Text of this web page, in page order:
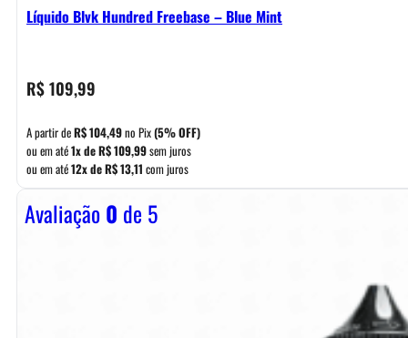
Líquido Blvk Hundred Freebase – Blue Mint
R$109,99
A partir deR$104,49no Pix(5% OFF)
ou em até1x deR$109,99sem juros
ou em até12x deR$13,11 com juros
Avaliação0 de 5